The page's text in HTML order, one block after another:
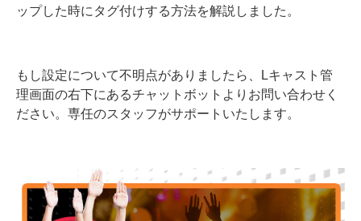
ップした時にタグ付けする方法を解説しました。
もし設定について不明点がありましたら、Lキャスト管
理画面の右下にあるチャットボットよりお問い合わせく
ださい。専任のスタッフがサポートいたします。